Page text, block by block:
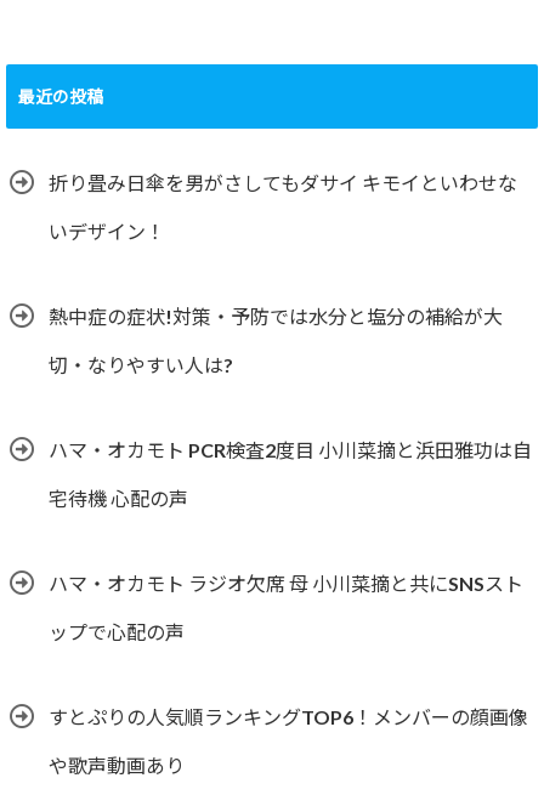
最近の投稿
折り畳み日傘を男がさしてもダサイ キモイといわせな
いデザイン！
熱中症の症状!対策・予防では水分と塩分の補給が大
切・なりやすい人は?
ハマ・オカモト PCR検査2度目 小川菜摘と浜田雅功は自
宅待機 心配の声
ハマ・オカモト ラジオ欠席 母 小川菜摘と共にSNSスト
ップで心配の声
すとぷりの人気順ランキングTOP6！メンバーの顔画像
や歌声動画あり